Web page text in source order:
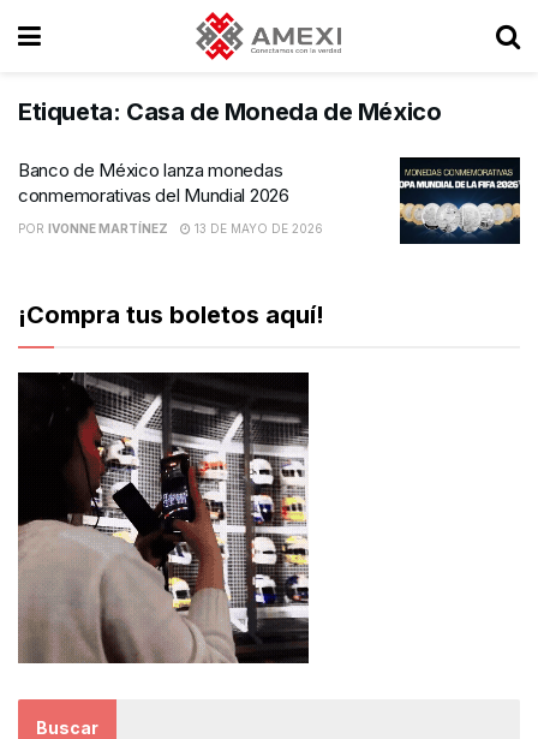
Etiqueta: Casa de Moneda de México
Banco de México lanza monedas
conmemorativas del Mundial 2026
POR IVONNE MARTÍNEZ 13 DE MAYO DE 2026
¡Compra tus boletos aquí!
Buscar